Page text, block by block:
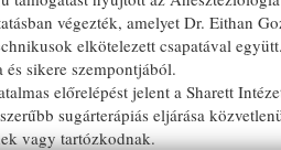
végezték, amelyet Dr. Eithan
elkötelezett csapatával
és sikere szempontjából.
előrelépést jelent a Sharett
sugárterápiás eljárása
vagy tartózkodnak.